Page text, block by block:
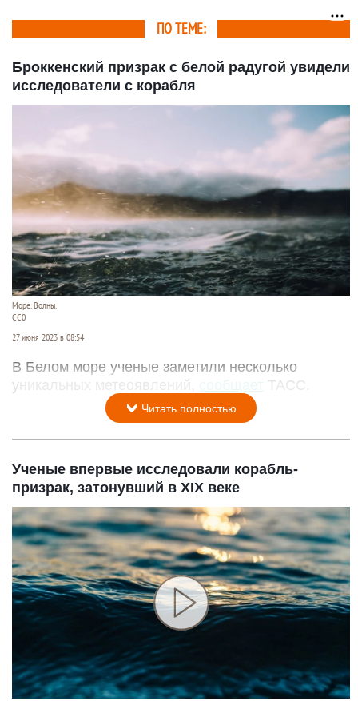
ПО ТЕМЕ:
Броккенский призрак с белой радугой увидели
исследователи с корабля
Море. Волны.
СС0
27 июня 2023 в 08:54
В Белом море ученые заметили несколько
уникальных метеоявлений,
сообщает ТАСС.
Читать полностью
Ученые впервые исследовали корабль-
призрак, затонувший в XIX веке